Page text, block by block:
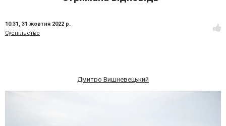
10:31, 31 жовтня 2022 р.
Суспільство
Дмитро Вишневецький